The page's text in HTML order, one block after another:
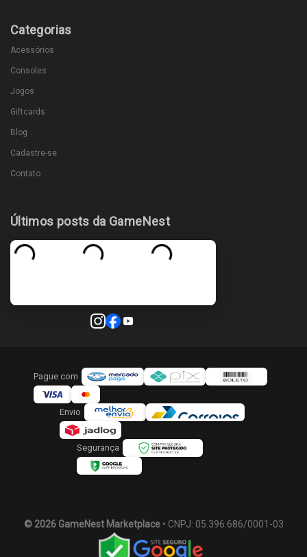
Categorias
Acessórios
Consoles
Jogos
Giftcards
Blog
Cadastre-se
Contato
Últimos posts da GameNest
Pague com
Envio
Segurança
© 2026 GameNest Marketplace• CNPJ: 05.396.686/0001-03